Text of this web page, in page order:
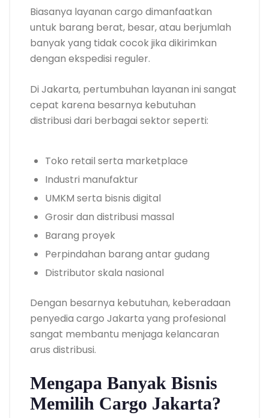
Biasanya layanan cargo dimanfaatkan
untuk barang berat, besar, atau berjumlah
banyak yang tidak cocok jika dikirimkan
dengan ekspedisi reguler.
Di Jakarta, pertumbuhan layanan ini sangat
cepat karena besarnya kebutuhan
distribusi dari berbagai sektor seperti:
Toko retail serta marketplace
Industri manufaktur
UMKM serta bisnis digital
Grosir dan distribusi massal
Barang proyek
Perpindahan barang antar gudang
Distributor skala nasional
Dengan besarnya kebutuhan, keberadaan
penyedia cargo Jakarta yang profesional
sangat membantu menjaga kelancaran
arus distribusi.
Mengapa Banyak Bisnis
Memilih Cargo Jakarta?